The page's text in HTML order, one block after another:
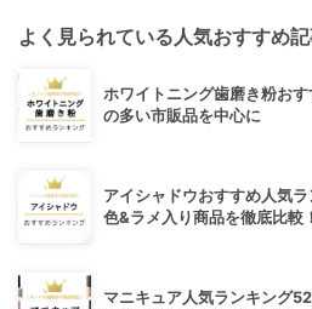
よく見られている人気おすすめ
ホワイトニング歯磨き粉お
の多い市販品を中心に
アイシャドウおすすめ人気
色&ラメ入り商品を徹底比較！
マニキュア人気ランキング